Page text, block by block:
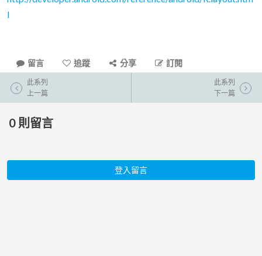
l
留言 追蹤 分享 訂閱
此系列
上一篇
此系列
下一篇
0 則留言
登入留言